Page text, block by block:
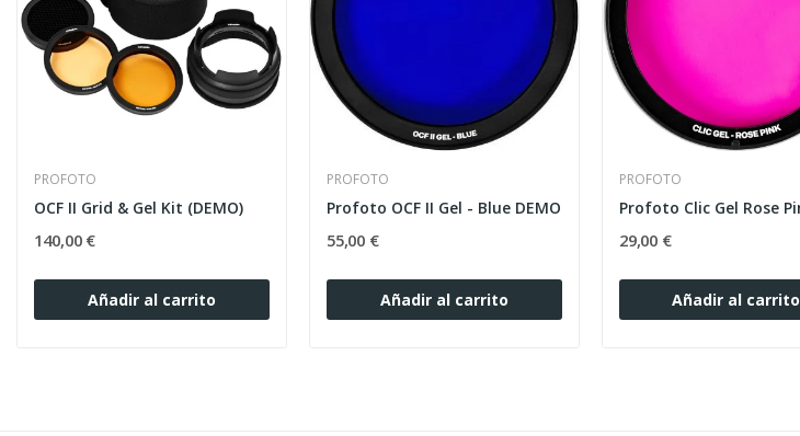
PROFOTO
OCF II Grid & Gel Kit (DEMO)
140,00 €
Añadir al carrito
PROFOTO
Profoto OCF II Gel - Blue DEMO
55,00 €
Añadir al carrito
PROFOTO
29,00 €
Añadir al carrito